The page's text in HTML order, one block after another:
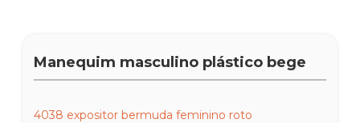
Manequim masculino plástico bege
4038 expositor bermuda feminino roto